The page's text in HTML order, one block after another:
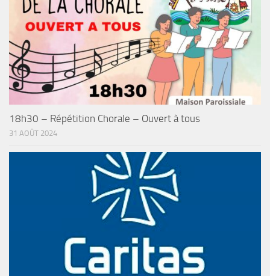
18h30 – Répétition Chorale – Ouvert à tous
31 AOÛT 2024